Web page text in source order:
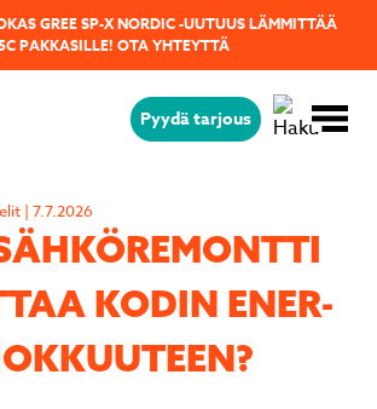
GREE SP-X NORDIC -UUTUUS LÄMMITTÄÄ
PAKKASILLE! OTA YHTEYTTÄ
Pyydä tarjous
| 7.7.2026
KODIN ENER­
sinulla kysyttävää?
helposti tämän
avulla niin vastaamme sinulle
pian!